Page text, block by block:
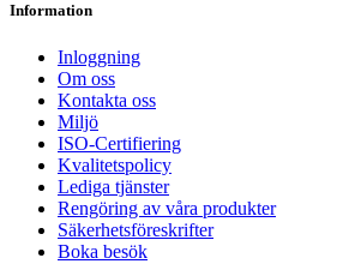
Information
Inloggning
Om oss
Kontakta oss
Miljö
ISO-Certifiering
Kvalitetspolicy
Lediga tjänster
Rengöring av våra produkter
Säkerhetsföreskrifter
Boka besök